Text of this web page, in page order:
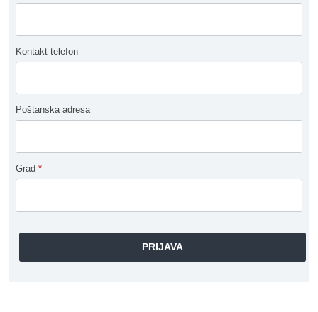
Kontakt telefon
Poštanska adresa
Grad *